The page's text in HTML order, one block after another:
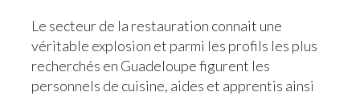
Le secteur de la restauration connait une
véritable explosion et parmi les profils les plus
recherchés en Guadeloupe figurent les
personnels de cuisine, aides et apprentis ainsi